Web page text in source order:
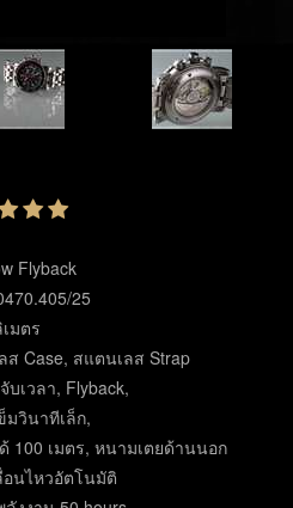
Flyback
25
มตร
ส Case, สแตนเลส Strap
บเวลา, Flyback,
มวินาทีเล็ก,
100 เมตร, หนามเตยด้านนอก
อนไหวอัตโนมัติ